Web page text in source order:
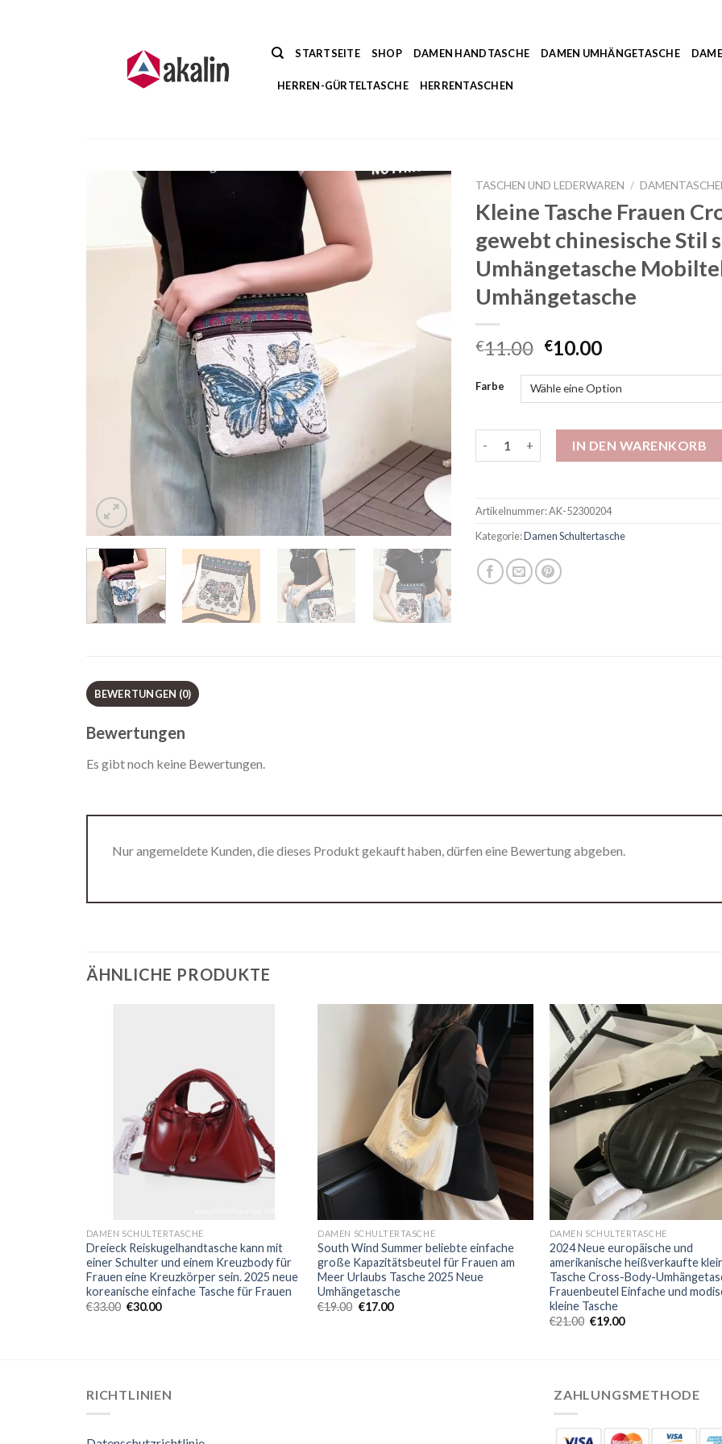
STARTSEITE SHOP DAMEN HANDTASCHE DAMEN UMHÄNGETASCHE
HERREN-GÜRTELTASCHE HERRENTASCHEN
TASCHEN UND LEDERWAREN /
Kleine Tasche Frauen
gewebt chinesische Stil
Umhängetasche
Umhängetasche
€11.00 €10.00
Farbe
IN DEN WARENKORB
Artikelnummer:AK-52300204
Kategorie:Damen Schultertasche
BEWERTUNGEN (0)
Bewertungen
Es gibt noch keine Bewertungen.
Nur angemeldete Kunden, die dieses Produkt gekauft haben, dürfen eine Bewertung abgeben.
ÄHNLICHE PRODUKTE
DAMEN SCHULTERTASCHE
Dreieck Reiskugelhandtasche kann mit
einer Schulter und einem Kreuzbody für
Frauen eine Kreuzkörper sein. 2025 neue
koreanische einfache Tasche für Frauen
€33.00 €30.00
DAMEN SCHULTERTASCHE
South Wind Summer beliebte einfache
große Kapazitätsbeutel für Frauen am
Meer Urlaubs Tasche 2025 Neue
Umhängetasche
€19.00 €17.00
DAMEN SCHULTERTASCHE
2024 Neue europäische und
amerikanische heißverkaufte
Tasche Cross-Body-
Frauenbeutel Einfache und
kleine Tasche
€21.00 €19.00
RICHTLINIEN ZAHLUNGSMETHODE